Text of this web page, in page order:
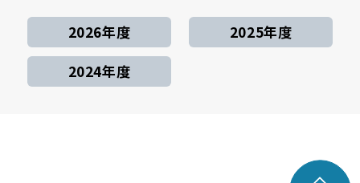
2026年度
2025年度
2024年度